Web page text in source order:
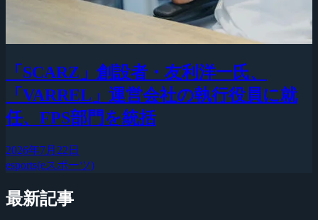
「SCARZ」創設者・友利洋一氏、
「VARREL」運営会社の執行役員に就
任、FPS部門を統括
2026年7月22日
esports(eスポーツ)
最新記事